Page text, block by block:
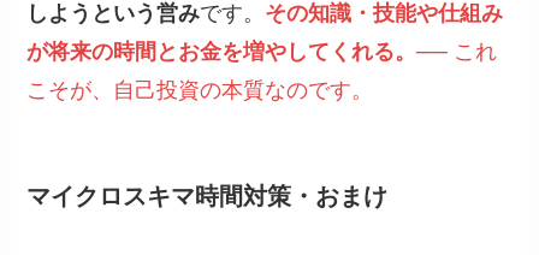
しようという営みです。 その知識・技能や仕組み
が将来の時間とお金を増やしてくれる。── これ
こそが、自己投資の本質なのです。
マイクロスキマ時間対策・おまけ